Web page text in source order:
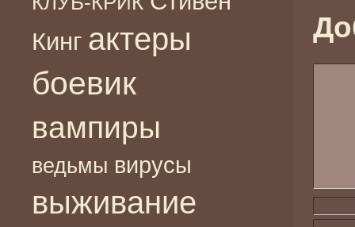
Кинг актеры
боевик
вампиры
ведьмы вирусы
выживание